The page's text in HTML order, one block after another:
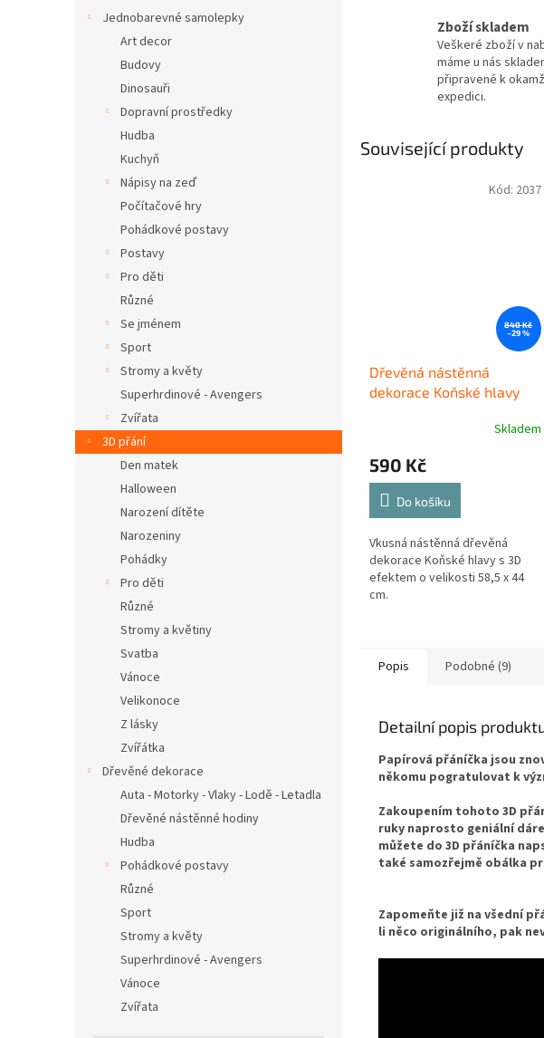
Jednobarevné samolepky
Art decor
Budovy
Dinosauři
Dopravní prostředky
Hudba
Kuchyň
Nápisy na zeď
Počítačové hry
Pohádkové postavy
Postavy
Pro děti
Různé
Se jménem
Sport
Stromy a květy
Superhrdinové - Avengers
Zvířata
3D přání
Den matek
Halloween
Narození dítěte
Narozeniny
Pohádky
Pro děti
Různé
Stromy a květiny
Svatba
Vánoce
Velikonoce
Z lásky
Zvířátka
Dřevěné dekorace
Auta - Motorky - Vlaky - Lodě - Letadla
Dřevěné nástěnné hodiny
Hudba
Pohádkové postavy
Různé
Sport
Stromy a květy
Superhrdinové - Avengers
Vánoce
Zvířata
Zboží skladem
Veškeré zboží v
máme u nás
připravené k
expedici.
Související produkty
840 Kč
–29 %
Dřevěná nástěnná
dekorace Koňské hlavy
Skladem
590 Kč
Do košíku
Vkusná nástěnná dřevěná
dekorace Koňské hlavy s 3D
efektem o velikosti 58,5 x 44
cm.
Kód: 2037
Popis Podobné (9)
Detailní popis
Papírová přáníčka jsou
někomu pogratulovat k
Zakoupením tohoto 3D
ruky naprosto geniální
můžete do 3D přáníčka
také samozřejmě obálka
Zapomeňte již na všední
li něco originálního, pak